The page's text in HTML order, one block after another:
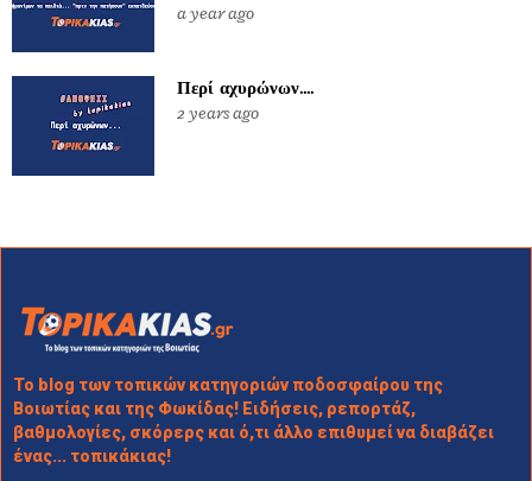
a year ago
Περί αχυρώνων....
2 years ago
Το blog των τοπικών κατηγοριών ποδοσφαίρου της
Βοιωτίας και της Φωκίδας! Ειδήσεις, ρεπορτάζ,
βαθμολογίες, σκόρερς και ό,τι άλλο επιθυμεί να διαβάζει
ένας... τοπικάκιας!